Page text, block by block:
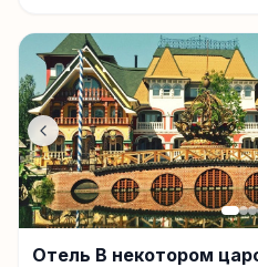
Отель В некотором